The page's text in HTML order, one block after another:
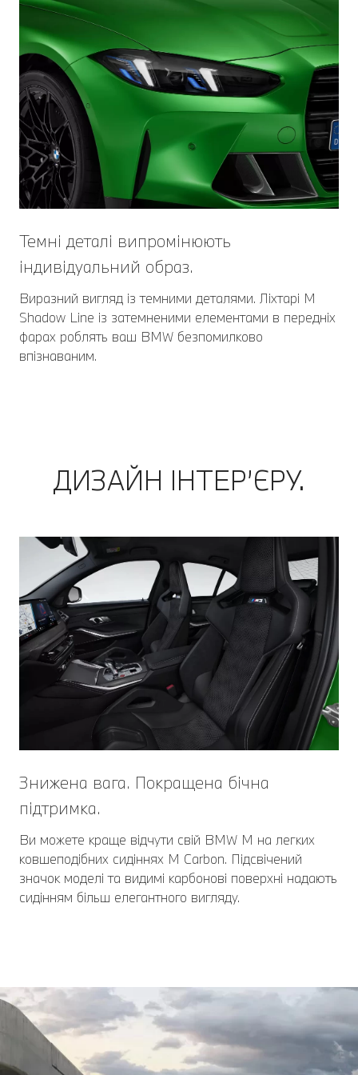
Темні деталі випромінюють
індивідуальний образ.
Виразний вигляд із темними деталями. Ліхтарі M
Shadow Line із затемненими елементами в передніх
фарах роблять ваш BMW безпомилково
впізнаваним.
ДИЗАЙН ІНТЕР’ЄРУ.
Знижена вага. Покращена бічна
підтримка.
Ви можете краще відчути свій BMW M на легких
ковшеподібних сидіннях M Carbon. Підсвічений
значок моделі та видимі карбонові поверхні надають
сидінням більш елегантного вигляду.